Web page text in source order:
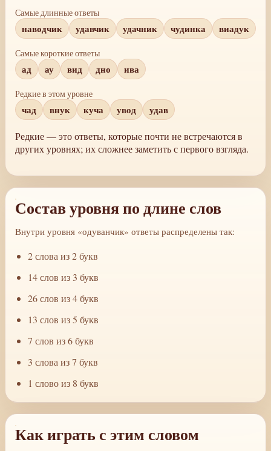
Самые длинные ответы
наводчик удавчик удачник чудинка виадук
Самые короткие ответы
ад ау вид дно ива
Редкие в этом уровне
чад внук куча увод удав
Редкие — это ответы, которые почти не встречаются в
других уровнях; их сложнее заметить с первого взгляда.
Состав уровня по длине слов
Внутри уровня «одуванчик» ответы распределены так:
2 слова из 2 букв
14 слов из 3 букв
26 слов из 4 букв
13 слов из 5 букв
7 слов из 6 букв
3 слова из 7 букв
1 слово из 8 букв
Как играть с этим словом